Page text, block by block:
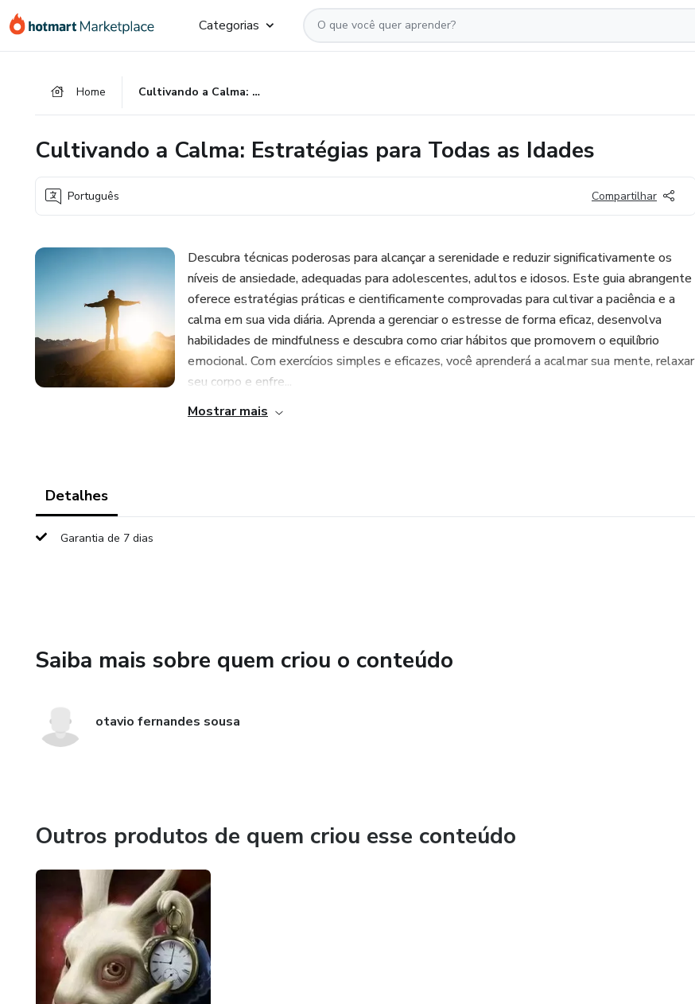
para
para
para
Categorias
Home Cultivando a Calma: Estratégias para Todas as Idades
Cultivando a Calma: Estratégias para Todas as Idades
Português Compartilhar
Descubra técnicas poderosas para alcançar a serenidade e reduzir significativamente os
níveis de ansiedade, adequadas para adolescentes, adultos e idosos. Este guia abrangente
oferece estratégias práticas e cientificamente comprovadas para cultivar a paciência e a
calma em sua vida diária. Aprenda a gerenciar o estresse de forma eficaz, desenvolva
habilidades de mindfulness e descubra como criar hábitos que promovem o equilíbrio
emocional. Com exercícios simples e eficazes, você aprenderá a acalmar sua mente, relaxar
seu corpo e enfre...
Mostrar mais
Detalhes
Garantia de 7 dias
Saiba mais sobre quem criou o conteúdo
otavio fernandes sousa
Outros produtos de quem criou esse conteúdo